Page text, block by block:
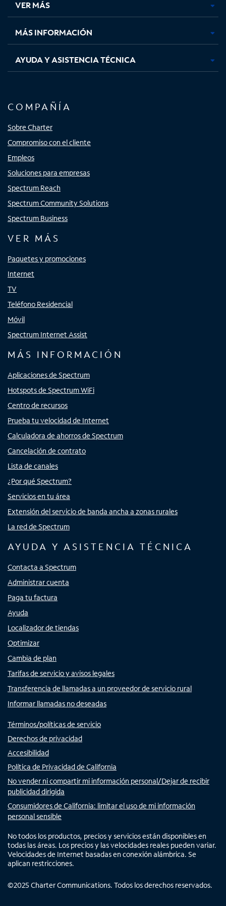
pestaña
nueva
pestaña
nueva
pestaña
nuevanueva
VER MÁS
MÁS INFORMACIÓN
AYUDA Y ASISTENCIA TÉCNICA
COMPAÑÍA
Sobre Charter
Compromiso con el cliente
Empleos
Soluciones para empresas
Spectrum Reach
Spectrum Community Solutions
Spectrum Business
VER MÁS
Paquetes y promociones
Internet
TV
Teléfono Residencial
Móvil
Spectrum Internet Assist
MÁS INFORMACIÓN
Aplicaciones de Spectrum
Hotspots de Spectrum WiFi
Centro de recursos
Prueba tu velocidad de Internet
Calculadora de ahorros de Spectrum
Cancelación de contrato
Lista de canales
¿Por qué Spectrum?
Servicios en tu área
Extensión del servicio de banda ancha a zonas rurales
La red de Spectrum
AYUDA Y ASISTENCIA TÉCNICA
Contacta a Spectrum
Administrar cuenta
Paga tu factura
Ayuda
Localizador de tiendas
Optimizar
Cambia de plan
Tarifas de servicio y avisos legales
Transferencia de llamadas a un proveedor de servicio rural
Informar llamadas no deseadas
Términos/políticas de servicio
Derechos de privacidad
Accesibilidad
Política de Privacidad de California
No vender ni compartir mi información personal/Dejar de recibir
publicidad dirigida
Consumidores de California: limitar el uso de mi información
personal sensible
No todos los productos, precios y servicios están disponibles en
todas las áreas. Los precios y las velocidades reales pueden variar.
Velocidades de Internet basadas en conexión alámbrica. Se
aplican restricciones.
©2025 Charter Communications. Todos los derechos reservados.